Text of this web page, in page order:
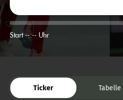
Start --:-- Uhr
Ticker Tabelle